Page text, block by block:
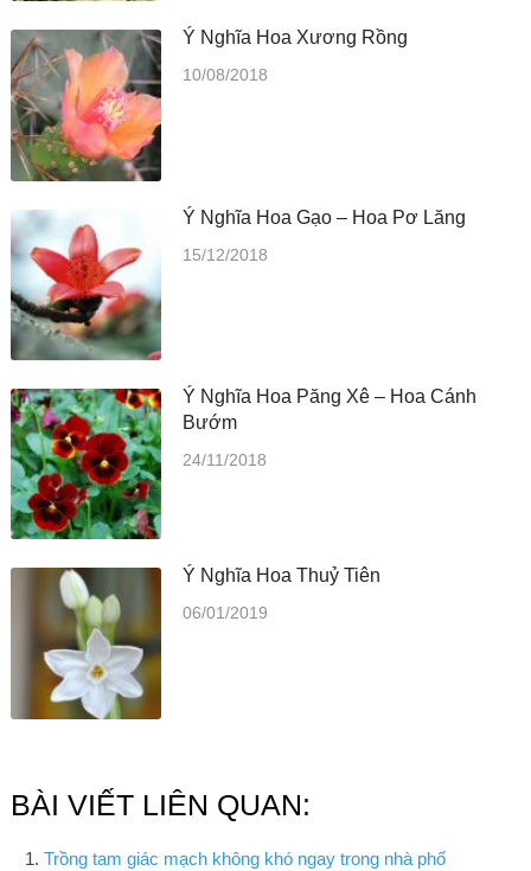
Ý Nghĩa Hoa Xương Rồng
10/08/2018
Ý Nghĩa Hoa Gạo – Hoa Pơ Lăng
15/12/2018
Ý Nghĩa Hoa Păng Xê – Hoa Cánh
Bướm
24/11/2018
Ý Nghĩa Hoa Thuỷ Tiên
06/01/2019
BÀI VIẾT LIÊN QUAN:
Trồng tam giác mạch không khó ngay trong nhà phố